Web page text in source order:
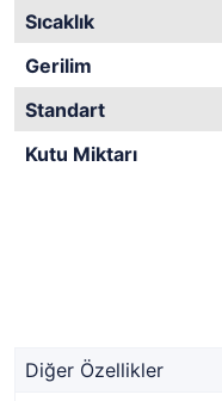
Sıcaklık
Gerilim
Standart
Kutu Miktarı
Diğer Özellikler